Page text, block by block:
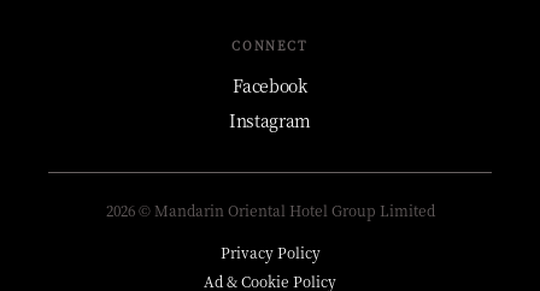
CONNECT
Facebook
Instagram
2026 © Mandarin Oriental Hotel Group Limited
Privacy Policy
Ad & Cookie Policy